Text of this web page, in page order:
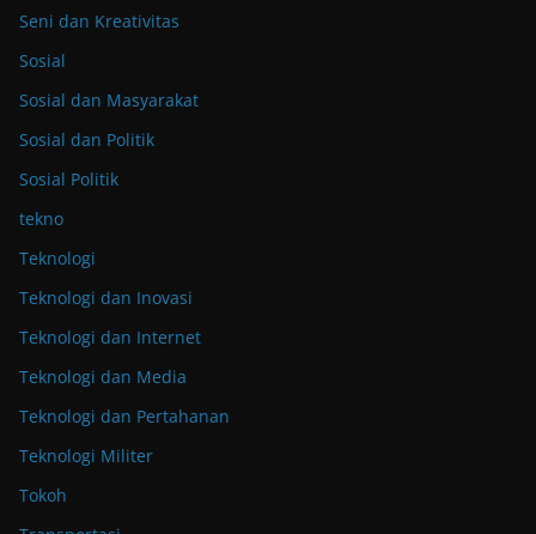
Seni dan Kreativitas
Sosial
Sosial dan Masyarakat
Sosial dan Politik
Sosial Politik
tekno
Teknologi
Teknologi dan Inovasi
Teknologi dan Internet
Teknologi dan Media
Teknologi dan Pertahanan
Teknologi Militer
Tokoh